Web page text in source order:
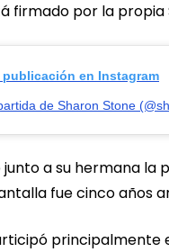
firmado por la propia
publicación en Instagram
de Sharon Stone
a su hermana la
fue cinco años
principalmente